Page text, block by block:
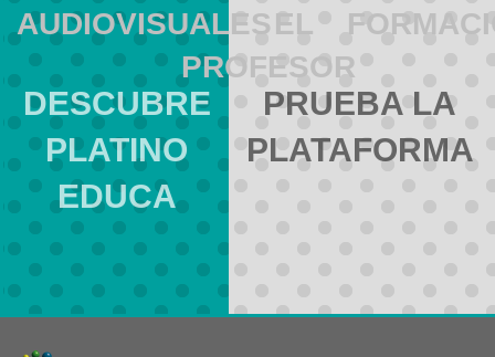
AUDIOVISUALESEL
PROFESOR
DESCUBRE
PLATINO
EDUCA
PRUEBA LA
PLATAFORMA